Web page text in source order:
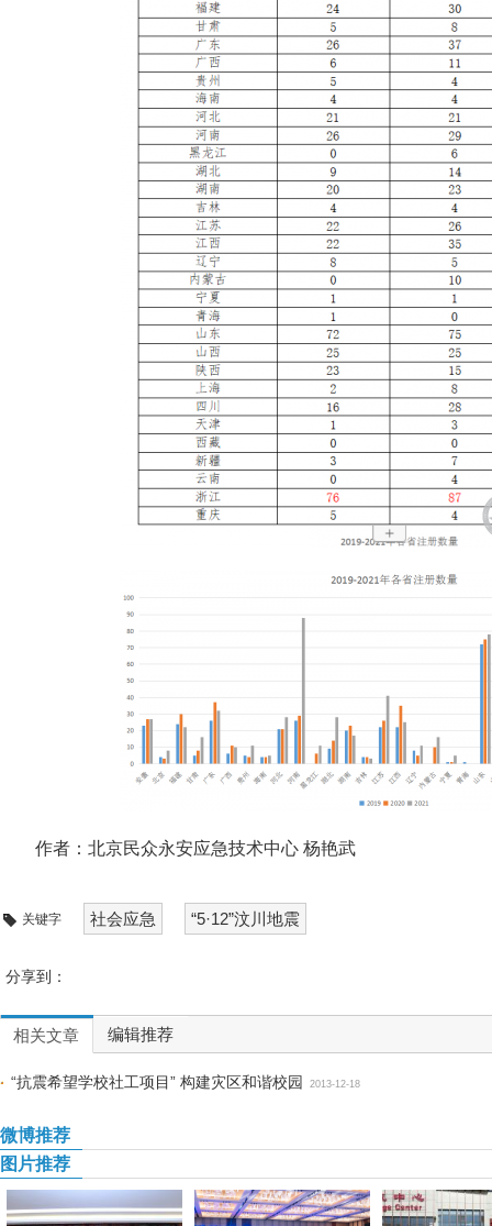
作者： 北京民众永安应急技术中心 杨艳武
关键字 社会应急 “5·12”汶川地震
分享到：
相关文章 编辑推荐
“抗震希望学校社工项目” 构建灾区和谐校园 2013-12-18
微博推荐
图片推荐